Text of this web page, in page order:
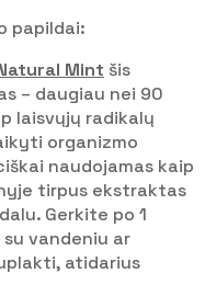
papildai:
Mint šis
– daugiau nei 90
laisvųjų radikalų
organizmo
naudojamas kaip
tirpus ekstraktas
Gerkite po 1
vandeniu ar
atidarius